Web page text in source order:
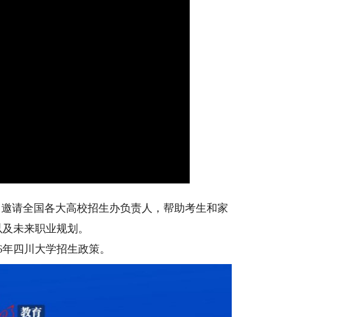
请全国各大高校招生办负责人，帮助考生和家
未来职业规划。
四川大学招生政策。